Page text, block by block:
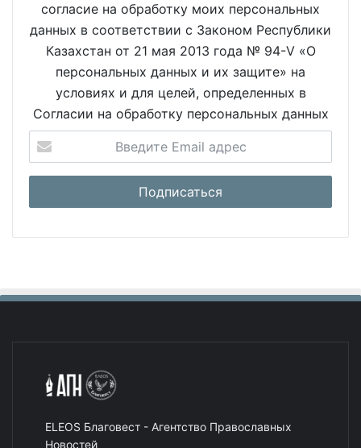
согласие на обработку моих персональных
данных в соответствии с Законом Республики
Казахстан от 21 мая 2013 года № 94-V «О
персональных данных и их защите» на
условиях и для целей, определенных в
Согласии на обработку персональных данных
ELEOS Благовест - Агентство Православных
Новостей